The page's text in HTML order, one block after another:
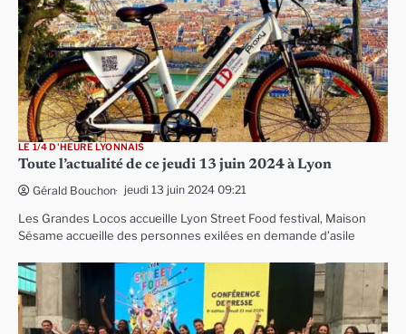
LE 1/4 D'HEURE LYONNAIS
Toute l’actualité de ce jeudi 13 juin 2024 à Lyon
Gérald Bouchon jeudi 13 juin 2024 09:21
Les Grandes Locos accueille Lyon Street Food festival, Maison
Sésame accueille des personnes exilées en demande d’asile